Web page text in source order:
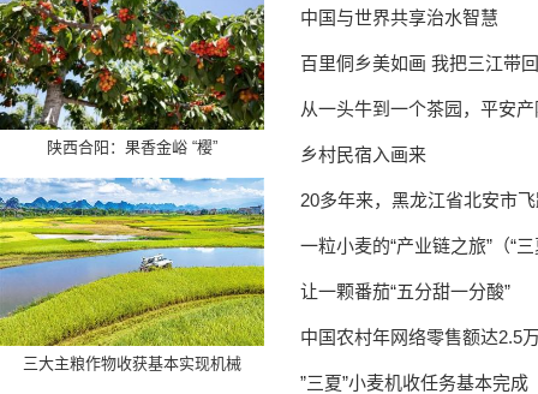
陕西合阳：果香金峪 “樱”
三大主粮作物收获基本实现机械
中国与世界共享治水智慧
百里侗乡美如画 我把三江带
从一头牛到一个茶园，平安
乡村民宿入画来
20多年来，黑龙江省北安市
一粒小麦的“产业链之旅”（“
让一颗番茄“五分甜一分酸”
中国农村年网络零售额达2.5
”三夏”小麦机收任务基本完成